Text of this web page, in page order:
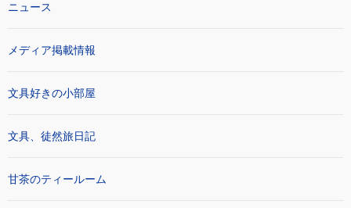
ニュース
メディア掲載情報
文具好きの小部屋
文具、徒然旅日記
甘茶のティールーム